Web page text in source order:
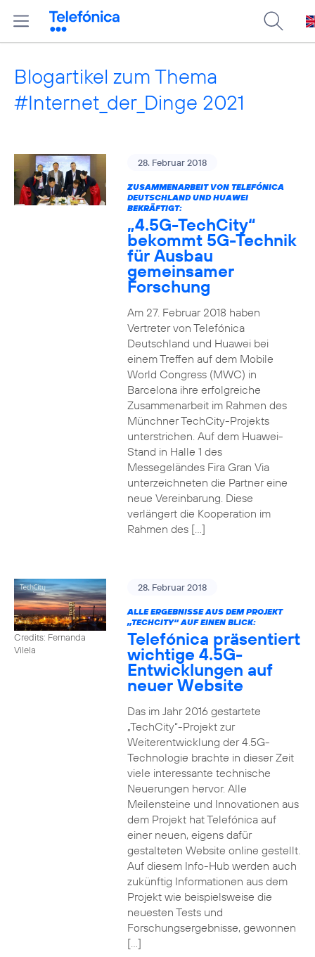
Blogartikel zum Thema
#Internet_der_Dinge 2021
28. Februar 2018
ZUSAMMENARBEIT VON TELEFÓNICA
DEUTSCHLAND UND HUAWEI
BEKRÄFTIGT:
„4.5G-TechCity“
bekommt 5G-Technik
für Ausbau
gemeinsamer
Forschung
Am 27. Februar 2018 haben
Vertreter von Telefónica
Deutschland und Huawei bei
einem Treffen auf dem Mobile
World Congress (MWC) in
Barcelona ihre erfolgreiche
Zusammenarbeit im Rahmen des
Münchner TechCity-Projekts
unterstrichen. Auf dem Huawei-
Stand in Halle 1 des
Messegeländes Fira Gran Via
unterzeichneten die Partner eine
neue Vereinbarung. Diese
verlängert die Kooperation im
Rahmen des […]
Credits: Fernanda
Vilela
28. Februar 2018
ALLE ERGEBNISSE AUS DEM PROJEKT
„TECHCITY“ AUF EINEN BLICK:
Telefónica präsentiert
wichtige 4.5G-
Entwicklungen auf
neuer Website
Das im Jahr 2016 gestartete
„TechCity“-Projekt zur
Weiterentwicklung der 4.5G-
Technologie brachte in dieser Zeit
viele interessante technische
Neuerungen hervor. Alle
Meilensteine und Innovationen aus
dem Projekt hat Telefónica auf
einer neuen, eigens dafür
gestalteten Website online gestellt.
Auf diesem Info-Hub werden auch
zukünftig Informationen aus dem
Projekt wie beispielsweise die
neuesten Tests und
Forschungsergebnisse, gewonnen
[…]